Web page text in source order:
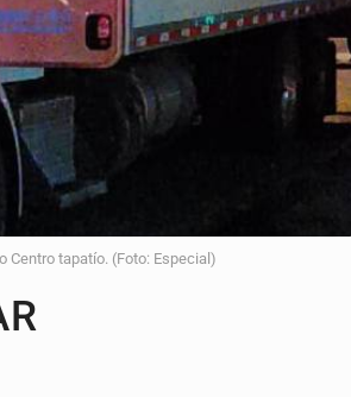
Centro tapatío. (Foto: Especial)